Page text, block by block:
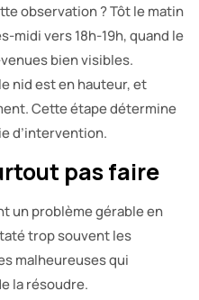
observation ? Tôt le matin
midi vers 18h-19h, quand le
bien visibles.
nid est en hauteur, et
Cette étape détermine
d’intervention.
pas faire
un problème gérable en
trop souvent les
malheureuses qui
la résoudre.